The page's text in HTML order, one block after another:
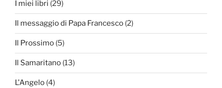
I miei libri (29)
Il messaggio di Papa Francesco (2)
Il Prossimo (5)
Il Samaritano (13)
L'Angelo (4)